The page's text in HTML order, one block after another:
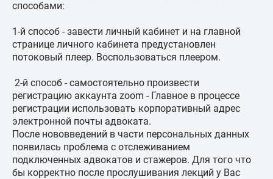
способами:
1-й способ - завести личный кабинет и на главной
странице личного кабинета предустановлен
потоковый плеер. Воспользоваться плеером.
2-й способ - самостоятельно произвести
регистрацию аккаунта zoom - Главное в процессе
регистрации использовать корпоративный адрес
электронной почты адвоката.
После нововведений в части персональных данных
появилась проблема с отслеживанием
подключенных адвокатов и стажеров. Для того что
бы корректно после прослушивания лекций у Вас